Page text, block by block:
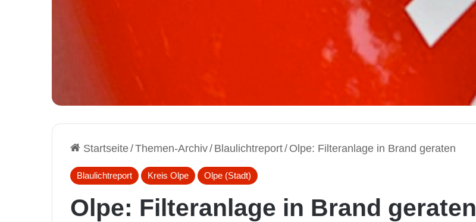
Startseite/Themen-Archiv/ Blaulichtreport/ Olpe: Filteranlage in Brand geraten
Blaulichtreport Kreis Olpe Olpe (Stadt)
Olpe: Filteranlage in Brand geraten